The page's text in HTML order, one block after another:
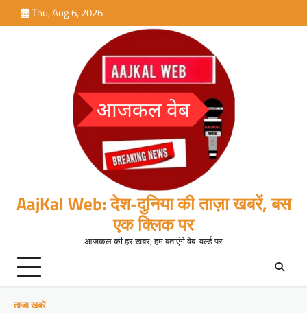
to
Thu, Aug 6, 2026
AajKal Web: देश-दुनिया की ताज़ा खबरें, बस
एक क्लिक पर
आजकल की हर खबर, हम बताएंगे वेब-वर्ल्ड पर
ताजा खबरें